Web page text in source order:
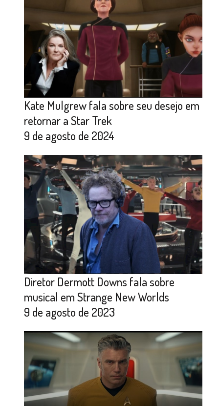
Kate Mulgrew fala sobre seu desejo em
retornar a Star Trek
9 de agosto de 2024
Diretor Dermott Downs fala sobre
musical em Strange New Worlds
9 de agosto de 2023